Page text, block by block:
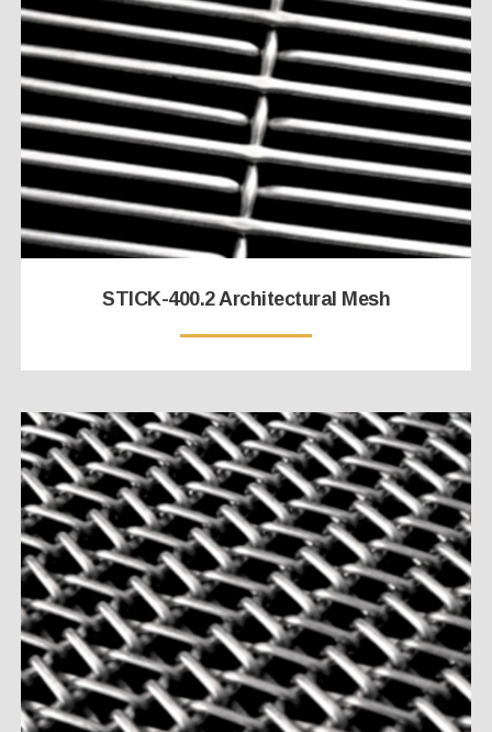
STICK-400.2 Architectural Mesh